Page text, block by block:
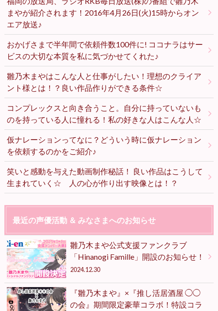
まやが紹介されます！2016年4月26日(火)15時からオン
エア放送♪
おかげさまで半年間で依頼件数100件に! ココナラはサー
ビスの大切な本質を私に気づかせてくれた♪
雛乃木まやはこんな人と仕事がしたい！理想のクライア
ント様とは！？良い作品作りができる条件☆
コンプレックスと向き合うこと。自分に持っていないも
のを持っている人に憧れる！私の好きな人はこんな人☆
仮ナレーションってなに？どういう時に仮ナレーション
を依頼するのかをご紹介♪
笑いと感動を与えた動画制作秘話！ 良い作品はこうして
生まれていく☆ 人の心が作り出す映像とは！？
最近の声優活動 ＆ みなさまへのお知らせ
雛乃木まや公式支援ファンクラブ
「Hinanogi Famille」開設のお知らせ！
2024.12.30
『雛乃木まや』×『推し活居酒屋 ◯◯
の会』期間限定豪華コラボ！特設コラ